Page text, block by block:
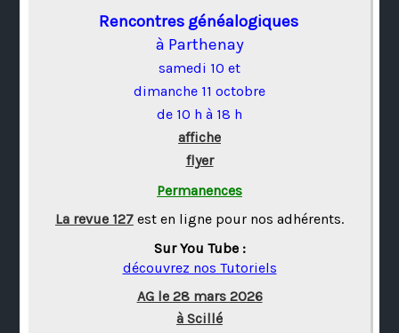
Rencontres généalogiques
à Parthenay
samedi 10 et
dimanche 11 octobre
de 10 h à 18 h
affiche
flyer
Permanences
La revue 127 est en ligne pour nos adhérents.
Sur You Tube :
découvrez nos Tutoriels
AG le 28 mars 2026
à Scillé